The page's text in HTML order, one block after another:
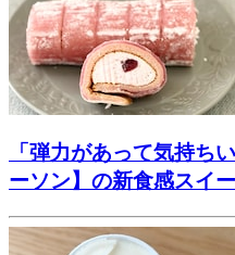
「弾力があって気持ち
ーソン】の新食感スイ